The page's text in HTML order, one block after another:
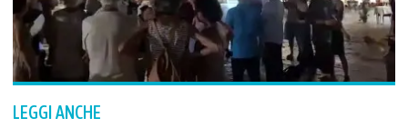
LEGGI ANCHE